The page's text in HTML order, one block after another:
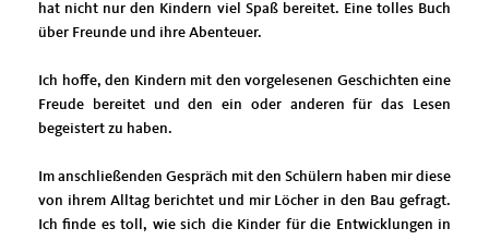
hat nicht nur den Kindern viel Spaß bereitet. Eine tolles Buch
über Freunde und ihre Abenteuer.
Ich hoffe, den Kindern mit den vorgelesenen Geschichten eine
Freude bereitet und den ein oder anderen für das Lesen
begeistert zu haben.
Im anschließenden Gespräch mit den Schülern haben mir diese
von ihrem Alltag berichtet und mir Löcher in den Bau gefragt.
Ich finde es toll, wie sich die Kinder für die Entwicklungen in